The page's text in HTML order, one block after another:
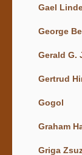
Gael
George
Gerald G.
Gertrud
Gogol
Graham
Griga